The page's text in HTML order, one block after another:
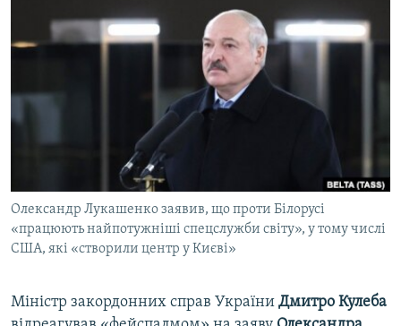
пошуку
ІНТЕРВ'Ю
ВСЕ ЗА ДЕНЬ
ВІДЕОУРОКИ «ELIFBE»
СВІДЧЕННЯ ОКУПАЦІЇ
УКРАЇНСЬКА ПРОБЛЕМА КРИМУ
ІНФОГРАФІКА
ЯК ОБІЙТИ БЛОКУВАННЯ
Qırımtatar
ДОЛУЧАЙСЯ!
Олександр Лукашенко заявив, що проти Білорусі
«працюють найпотужніші спецслужби світу», у тому числі
США, які «створили центр у Києві»
Міністр закордонних справ України Дмитро Кулеба